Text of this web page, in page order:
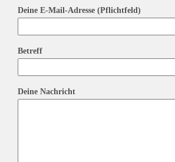
Deine E-Mail-Adresse (Pflichtfeld)
Betreff
Deine Nachricht